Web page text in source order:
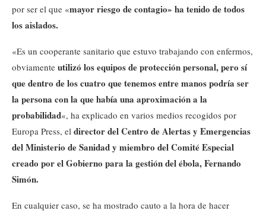
por ser el que «mayor riesgo de contagio» ha tenido de todos
los aislados.
«Es un cooperante sanitario que estuvo trabajando con enfermos,
obviamente utilizó los equipos de protección personal, pero sí
que dentro de los cuatro que tenemos entre manos podría ser
la persona con la que había una aproximación a la
probabilidad«, ha explicado en varios medios recogidos por
Europa Press, el director del Centro de Alertas y Emergencias
del Ministerio de Sanidad y miembro del Comité Especial
creado por el Gobierno para la gestión del ébola, Fernando
Simón.
En cualquier caso, se ha mostrado cauto a la hora de hacer